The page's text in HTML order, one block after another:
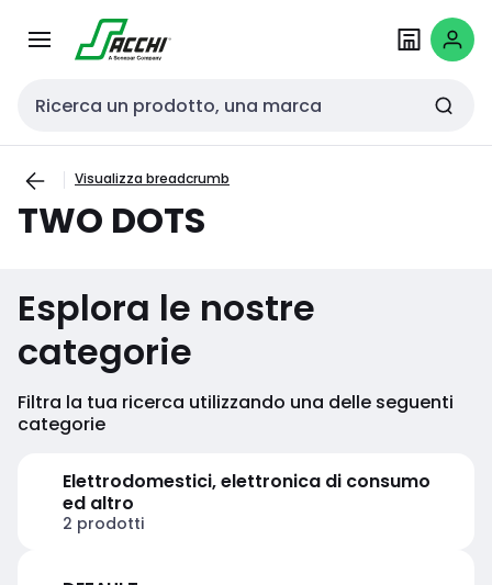
navigazionecontenuto
Cerca input
Visualizza breadcrumb
TWO DOTS
Esplora le nostre
categorie
Filtra la tua ricerca utilizzando una delle seguenti
categorie
Elettrodomestici, elettronica di consumo
ed altro
2 prodotti